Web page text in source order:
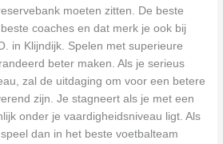
moeten zitten. De beste
coaches en dat merk je ook bij
in Klijndijk. Spelen met superieure
beter maken. Als je serieus
zal de uitdaging om voor een betere
zijn. Je stagneert als je met een
onder je vaardigheidsniveau ligt. Als
dan in het beste voetbalteam